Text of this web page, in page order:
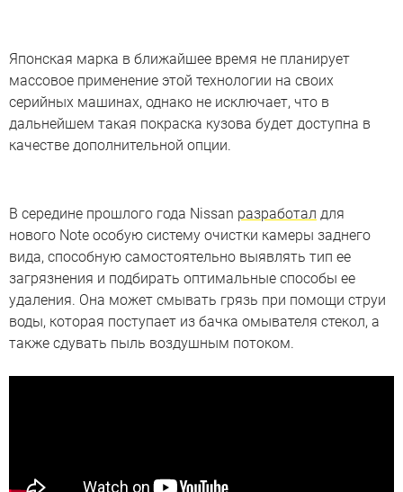
Японская марка в ближайшее время не планирует
массовое применение этой технологии на своих
серийных машинах, однако не исключает, что в
дальнейшем такая покраска кузова будет доступна в
качестве дополнительной опции.
В середине прошлого года Nissan разработал для
нового Note особую систему очистки камеры заднего
вида, способную самостоятельно выявлять тип ее
загрязнения и подбирать оптимальные способы ее
удаления. Она может смывать грязь при помощи струи
воды, которая поступает из бачка омывателя стекол, а
также сдувать пыль воздушным потоком.